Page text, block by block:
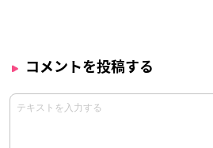
コメントを投稿する